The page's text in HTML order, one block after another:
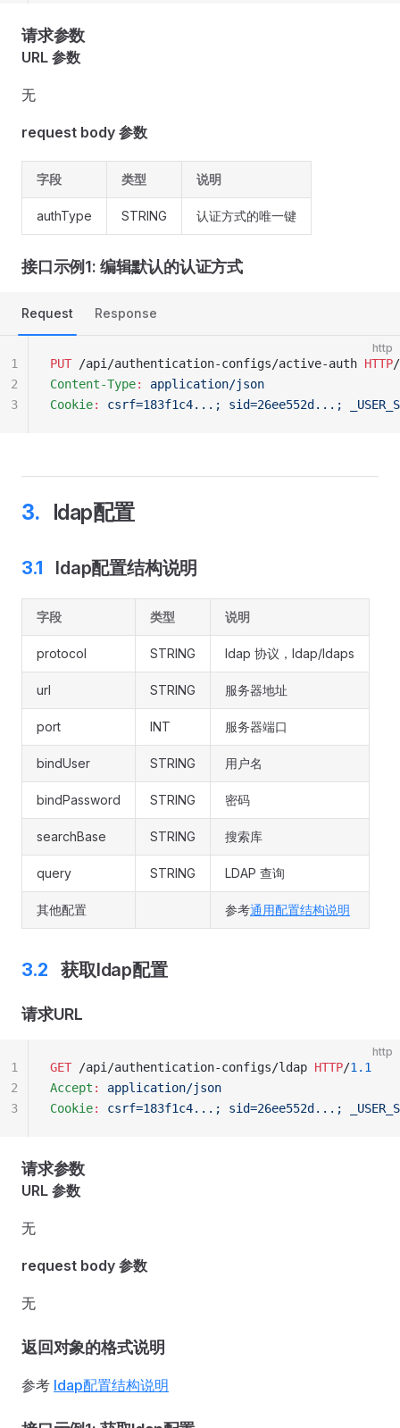
请求参数
URL 参数
无
request body 参数
字段 类型 说明
authType STRING 认证方式的唯一键
接口示例1: 编辑默认的认证方式
Request Response
http
PUT /api/authentication-configs/active-auth HTTP/
Content-Type:
application/json
Cookie: csrf=183f1c4...; sid=26ee552d...;
1
2
3
ldap配置
ldap配置结构说明
字段 类型 说明
protocol STRING ldap 协议，ldap/ldaps
url STRING 服务器地址
port INT 服务器端口
bindUser STRING 用户名
bindPassword STRING 密码
searchBase STRING 搜索库
query STRING LDAP 查询
其他配置 参考通用配置结构说明
获取ldap配置
请求URL
http
GET /api/authentication-configs/ldap HTTP/1.1
Accept :
application/json
Cookie: csrf=183f1c4...; sid=26ee552d...;
1
2
3
请求参数
URL 参数
无
request body 参数
无
返回对象的格式说明
参考 ldap配置结构说明